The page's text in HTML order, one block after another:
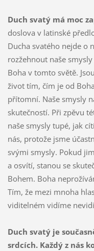
Duch svatý má moc
doslova v latinské
Ducha svatého nejde o
rozžehnout naše
Boha v tomto světě.
život tím, čím je od
přítomní. Naše smysly
skutečností. Při zpěvu
naše smysly tupé, jak
nás, protože jsme
svými smysly. Pokud
a osvítí, stanou se
Bohem. Boha
Tím, že mezi mnoha
viditelném vidíme
Duch svatý je
srdcích. Každý z nás